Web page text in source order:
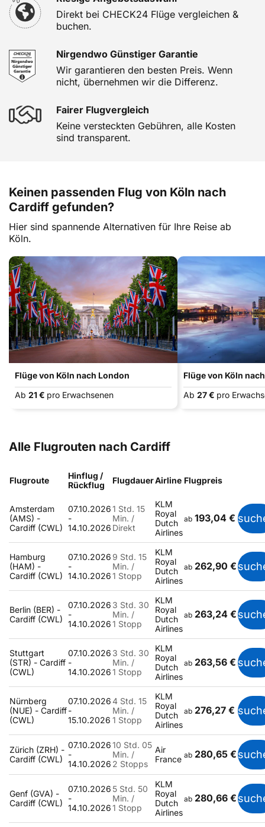
Direkt bei CHECK24 Flüge vergleichen &
buchen.
Nirgendwo Günstiger Garantie
Wir garantieren den besten Preis. Wenn
nicht, übernehmen wir die Differenz.
Fairer Flugvergleich
Keine versteckten Gebühren, alle Kosten
sind transparent.
Keinen passenden Flug von Köln nach
Cardiff gefunden?
Hier sind spannende Alternativen für Ihre Reise ab
Köln.
Flüge von Köln nach London
Ab 21 € pro Erwachsenen
Flüge von Köln
Ab 27 € pro
Alle Flugrouten nach Cardiff
Flugroute
Hinflug /
Rückflug
FlugdauerAirline Flugpreis
Amsterdam
(AMS) -
Cardiff (CWL)
07.10.2026
-
14.10.2026
1 Std. 15
Min. /
Direkt
KLM
Royal
Dutch
Airlines
ab 193,04 €
Hamburg
(HAM) -
Cardiff (CWL)
07.10.2026
-
14.10.2026
9 Std. 15
Min. /
1 Stopp
KLM
Royal
Dutch
Airlines
ab 262,90 €
Berlin (BER) -
Cardiff (CWL)
07.10.2026
-
14.10.2026
3 Std. 30
Min. /
1 Stopp
KLM
Royal
Dutch
Airlines
ab 263,24 €
Stuttgart
(STR) - Cardiff
(CWL)
07.10.2026
-
14.10.2026
3 Std. 30
Min. /
1 Stopp
KLM
Royal
Dutch
Airlines
ab 263,56 €
Nürnberg
(NUE) - Cardiff
(CWL)
07.10.2026
-
15.10.2026
4 Std. 15
Min. /
1 Stopp
KLM
Royal
Dutch
Airlines
ab 276,27 €
Zürich (ZRH) -
Cardiff (CWL)
07.10.2026
-
14.10.2026
10 Std. 05
Min. /
2 Stopps
Air
France ab 280,65 €
Genf (GVA) -
Cardiff (CWL)
07.10.2026
-
14.10.2026
5 Std. 50
Min. /
1 Stopp
KLM
Royal
Dutch
Airlines
ab 280,66 €